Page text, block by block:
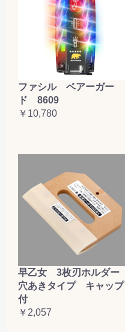
ファシル ベアーガー
ド 8609
￥10,780
早乙女 3枚刃ホルダー
穴あきタイプ キャップ
付
￥2,057